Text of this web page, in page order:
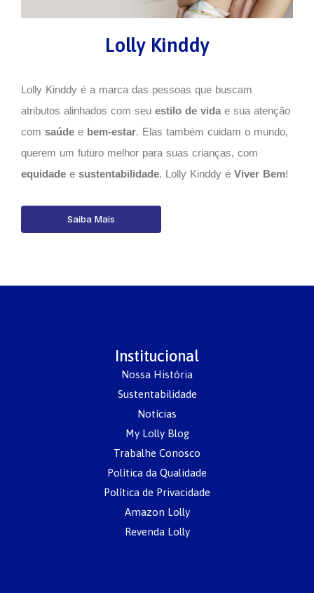
Lolly Kinddy
Lolly Kinddy é a marca das pessoas que buscam
atributos alinhados com seu estilo de vida e sua atenção
com saúde e bem-estar. Elas também cuidam o mundo,
querem um futuro melhor para suas crianças, com
equidade e sustentabilidade. Lolly Kinddy é Viver Bem!
Saiba Mais
Institucional
Nossa História
Sustentabilidade
Notícias
My Lolly Blog
Trabalhe Conosco
Política da Qualidade
Política de Privacidade
Amazon Lolly
Revenda Lolly